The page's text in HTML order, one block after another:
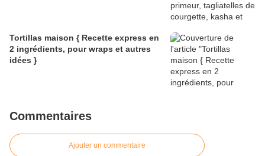
Tortillas maison { Recette express en
2 ingrédients, pour wraps et autres
idées }
Commentaires
Ajouter un commentaire